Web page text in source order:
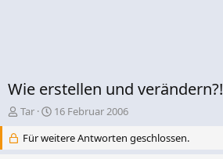
Wie erstellen und verändern?!
E
s
Tar
E
s
16 Februar 2006
Für weitere Antworten geschlossen.